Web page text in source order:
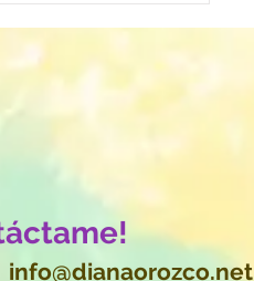
info@dianaorozco.net